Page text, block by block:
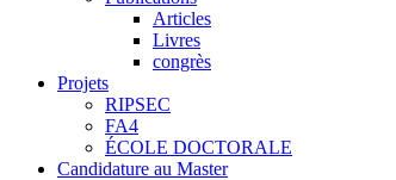
Articles
Livres
congrès
Projets
RIPSEC
FA4
ÉCOLE DOCTORALE
Candidature au Master